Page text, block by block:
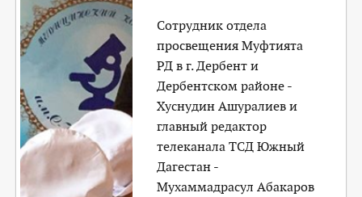
Сотрудник отдела
просвещения Муфтията
РД в г. Дербент и
Дербентском районе -
Хуснудин Ашуралиев и
главный редактор
телеканала ТСД Южный
Дагестан -
Мухаммадрасул Абакаров